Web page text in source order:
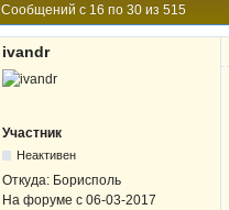
Сообщений с 16 по 30 из 515
ivandr
Участник
Неактивен
Откуда: Борисполь
На форуме с 06-03-2017